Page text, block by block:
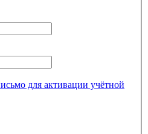
для активации учётной